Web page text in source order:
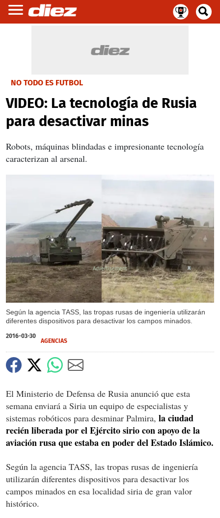
NO TODO ES FUTBOL
VIDEO: La tecnología de Rusia
para desactivar minas
Robots, máquinas blindadas e impresionante tecnología
caracterizan al arsenal.
Según la agencia TASS, las tropas rusas de ingeniería utilizarán
diferentes dispositivos para desactivar los campos minados.
X
2016-03-30
AGENCIAS
El Ministerio de Defensa de Rusia anunció que esta
semana enviará a Siria un equipo de especialistas y
sistemas robóticos para desminar Palmira, la ciudad
recién liberada por el Ejército sirio con apoyo de la
aviación rusa que estaba en poder del Estado Islámico.
Según la agencia TASS, las tropas rusas de ingeniería
utilizarán diferentes dispositivos para desactivar los
campos minados en esa localidad siria de gran valor
histórico.